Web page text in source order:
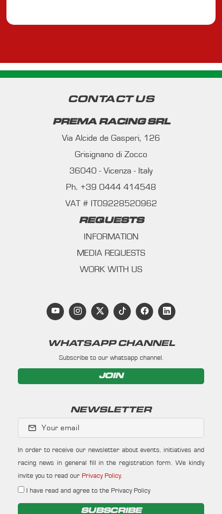
CONTACT US
PREMA RACING SRL
Via Alcide de Gasperi, 126
Grisignano di Zocco
36040 - Vicenza - Italy
Ph. +39 0444 414548
VAT # IT09228520962
REQUESTS
INFORMATION
MEDIA REQUESTS
WORK WITH US
WHATSAPP CHANNEL
Subscribe to our whatsapp channel.
JOIN
NEWSLETTER
Your email
In order to receive our newsletter about events, initiatives and
racing news in general fill in the registration form. We kindly
invite you to read our Privacy Policy.
I have read and agree to the Privacy Policy
SUBSCRIBE